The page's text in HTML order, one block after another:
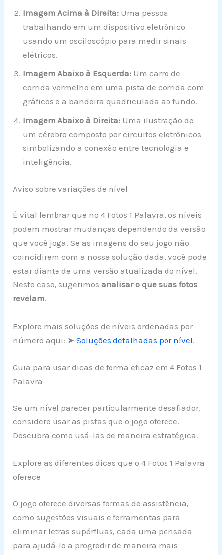
Imagem Acima à Direita: Uma pessoa
trabalhando em um dispositivo eletrônico
usando um osciloscópio para medir sinais
elétricos.
Imagem Abaixo à Esquerda: Um carro de
corrida vermelho em uma pista de corrida com
gráficos e a bandeira quadriculada ao fundo.
Imagem Abaixo à Direita: Uma ilustração de
um cérebro composto por circuitos eletrônicos
simbolizando a conexão entre tecnologia e
inteligência.
Aviso sobre variações de nível
É vital lembrar que no 4 Fotos 1 Palavra, os níveis
podem mostrar mudanças dependendo da versão
que você joga. Se as imagens do seu jogo não
coincidirem com a nossa solução dada, você pode
estar diante de uma versão atualizada do nível.
Neste caso, sugerimosanalisar o que suas fotos
revelam.
Explore mais soluções de níveis ordenadas por
número aqui: ➤Soluções detalhadas por nível.
Guia para usar dicas de forma eficaz em 4 Fotos 1
Palavra
Se um nível parecer particularmente desafiador,
considere usar as pistas que o jogo oferece.
Descubra como usá-las de maneira estratégica.
Explore as diferentes dicas que o 4 Fotos 1 Palavra
oferece
O jogo oferece diversas formas de assistência,
como sugestões visuais e ferramentas para
eliminar letras supérfluas, cada uma pensada
para ajudá-lo a progredir de maneira mais